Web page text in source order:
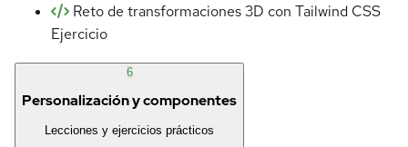
Reto de transformaciones 3D con Tailwind CSS
Ejercicio
6
Personalización y componentes
Lecciones y ejercicios prácticos